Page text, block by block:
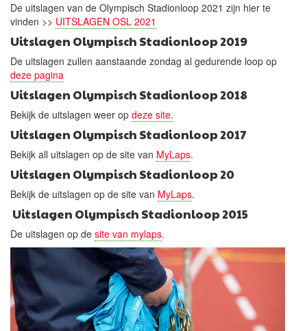
De uitslagen van de Olympisch Stadionloop 2021 zijn hier te
vinden >> UITSLAGEN OSL 2021
Uitslagen Olympisch Stadionloop 2019
De uitslagen zullen aanstaande zondag al gedurende loop op
deze pagina
Uitslagen Olympisch Stadionloop 2018
Bekijk de uitslagen weer op deze site.
Uitslagen Olympisch Stadionloop 2017
Bekijk all uitslagen op de site van MyLaps.
Uitslagen Olympisch Stadionloop 20
Bekijk de uitslagen op de site van MyLaps.
Uitslagen Olympisch Stadionloop 2015
De uitslagen op de site van mylaps.